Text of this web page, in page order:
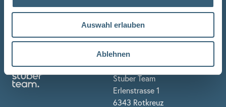
Auswahl erlauben
Ablehnen
Stuber Team
Erlenstrasse 1
6343 Rotkreuz
Küchen
Gestaltung & Beratung